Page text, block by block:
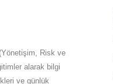
Risk ve
alarak bilgi
ve günlük